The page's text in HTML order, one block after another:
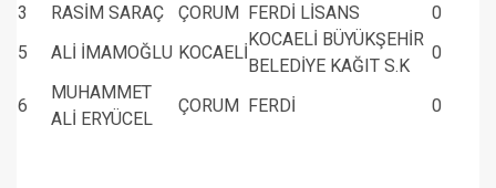
3
RASİM SARAÇ ÇORUM FERDİ LİSANS
0
5
ALİ İMAMOĞLU KOCAELİ
KOCAELİ BÜYÜKŞEHİR
BELEDİYE KAĞIT S.K
0
6
MUHAMMET
ALİ ERYÜCEL
ÇORUM FERDİ 0